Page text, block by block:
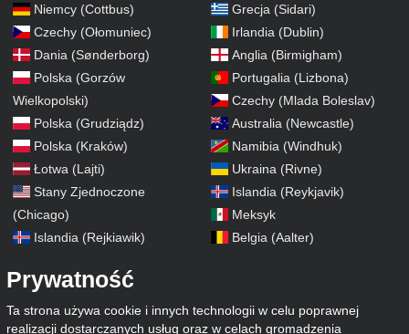
Niemcy (Cottbus)
Czechy (Ołomuniec)
Dania (Sønderborg)
Polska (Gorzów
Wielkopolski)
Polska (Grudziądz)
Polska (Kraków)
Łotwa (Lajti)
Stany Zjednoczone
(Chicago)
Islandia (Rejkiawik)
Grecja (Sidari)
Irlandia (Dublin)
Anglia (Birmigham)
Portugalia (Lizbona)
Czechy (Mlada Boleslav)
Australia (Newcastle)
Namibia (Windhuk)
Ukraina (Rivne)
Islandia (Reykjavik)
Meksyk
Belgia (Aalter)
Prywatność
Ta strona używa cookie i innych technologii w celu poprawnej
realizacji dostarczanych usług oraz w celach gromadzenia